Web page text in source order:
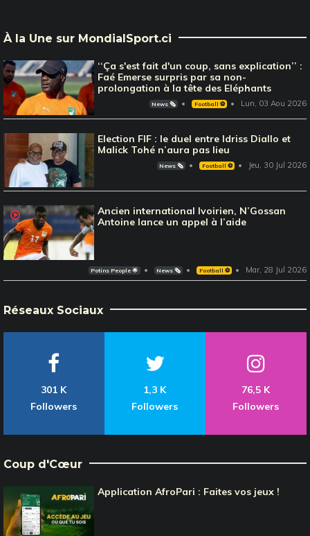
À la Une sur MondialSport.ci
‘‘Ça s'est fait d'un coup, sans explication’’ :
Faé Emerse surpris par sa non-
prolongation à la tête des Eléphants
News 🗞️ Football ⚽️ Lun, 03 Aou 2026
Election FIF : le duel entre Idriss Diallo et
Malick Tohé n’aura pas lieu
News 🗞️ Football ⚽️ Jeu, 30 Jul 2026
Ancien international Ivoirien, N’Gossan
Antoine lance un appel à l’aide
Potins People 🌟 News 🗞️ Football ⚽️ Mar, 28 Jul 2026
Réseaux Sociaux
301 K
Followers
1,3 K
Followers
76,5 K
Followers
Coup d'Cœur
Application AfroPari : Faites vos jeux !